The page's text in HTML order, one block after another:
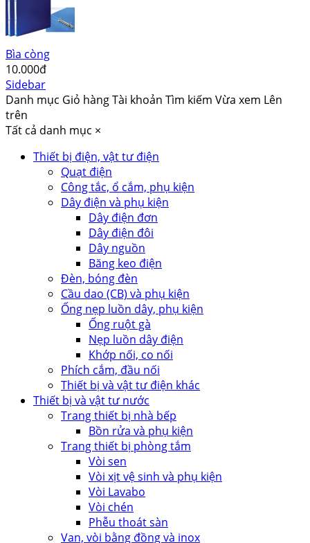
Bìa còng
10.000đ
Sidebar
Danh mục Giỏ hàngTài khoản Tìm kiếm Vừa xem Lên
trên
Tất cả danh mục ×
Thiết bị điện, vật tư điện
Quạt điện
Công tắc, ổ cắm, phụ kiện
Dây điện và phụ kiện
Dây điện đơn
Dây điện đôi
Dây nguồn
Băng keo điện
Đèn, bóng đèn
Cầu dao (CB) và phụ kiện
Ống nẹp luồn dây, phụ kiện
Ống ruột gà
Nẹp luồn dây điện
Khớp nối, co nối
Phích cắm, đầu nối
Thiết bị và vật tư điện khác
Thiết bị và vật tư nước
Trang thiết bị nhà bếp
Bồn rửa và phụ kiện
Trang thiết bị phòng tắm
Vòi sen
Vòi xịt vệ sinh và phụ kiện
Vòi Lavabo
Vòi chén
Phễu thoát sàn
Van, vòi bằng đồng và inox